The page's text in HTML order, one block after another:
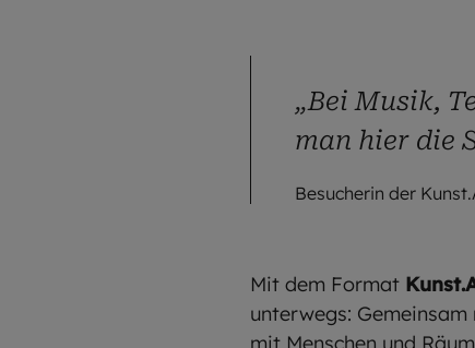
„Bei Musik,
man hier die
Besucherin der
Mit dem Format
unterwegs: